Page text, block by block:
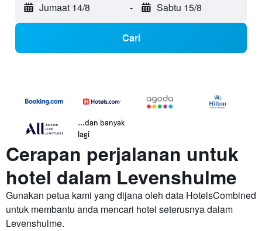
Jumaat 14/8 - Sabtu 15/8
Cari
...dan banyak
lagi
Cerapan perjalanan untuk
hotel dalam Levenshulme
Gunakan petua kami yang dijana oleh data HotelsCombined
untuk membantu anda mencari hotel seterusnya dalam
Levenshulme.